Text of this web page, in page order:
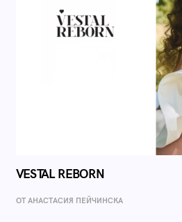
VESTAL REBORN
ОТ AНАСТАСИЯ ПЕЙЧИНСКА